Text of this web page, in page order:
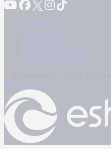
Καταγγελίες
Επικοινωνία
Όροι Χρήσης
Πολιτική Απορρήτου
Κρατική Διαφήμιση
Powered by: